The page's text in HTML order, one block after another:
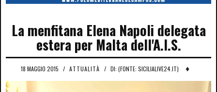
La menfitana Elena Napoli delegata
estera per Malta dell'A.I.S.
18 MAGGIO 2015 / ATTUALITÀ / DI: (FONTE: SICILIALIVE24.IT) ♦